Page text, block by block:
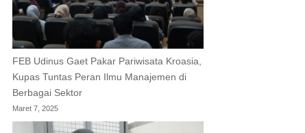
FEB Udinus Gaet Pakar Pariwisata Kroasia,
Kupas Tuntas Peran Ilmu Manajemen di
Berbagai Sektor
Maret 7, 2025